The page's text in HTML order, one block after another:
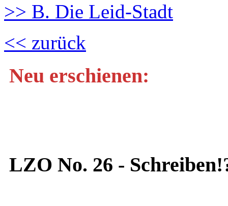
>> B. Die Leid-Stadt
<< zurück
Neu erschienen:
LZO No. 26 -